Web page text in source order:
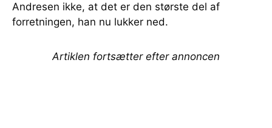
Andresen ikke, at det er den største del af
forretningen, han nu lukker ned.
Artiklen fortsætter efter annoncen